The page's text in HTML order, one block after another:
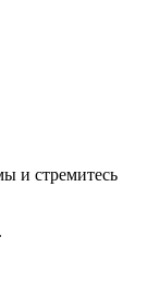
и стремитесь